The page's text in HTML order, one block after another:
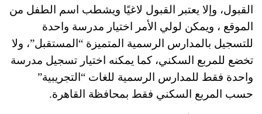
القبول، وإلا يعتبر القبول لاغيًا ويشطب اسم الطفل من
الموقع ، ويمكن لولي الأمر اختيار مدرسة واحدة
للتسجيل بالمدارس الرسمية المتميزة “المستقبل”، ولا
تخضع للمربع السكني، كما يمكنه اختيار تسجيل مدرسة
واحدة فقط للمدارس الرسمية للغات “التجريبية”
حسب المربع السكني فقط بمحافظة القاهرة.